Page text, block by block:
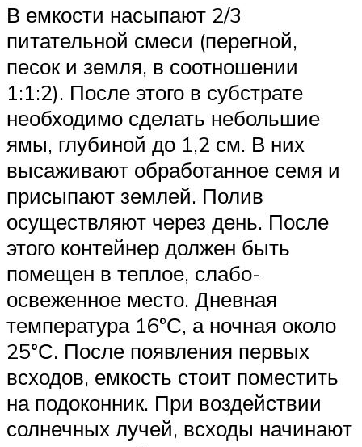
В емкости насыпают 2/3
питательной смеси (перегной,
песок и земля, в соотношении
1:1:2). После этого в субстрате
необходимо сделать небольшие
ямы, глубиной до 1,2 см. В них
высаживают обработанное семя и
присыпают землей. Полив
осуществляют через день. После
этого контейнер должен быть
помещен в теплое, слабо-
освеженное место. Дневная
температура 16°С, а ночная около
25°С. После появления первых
всходов, емкость стоит поместить
на подоконник. При воздействии
солнечных лучей, всходы начинают